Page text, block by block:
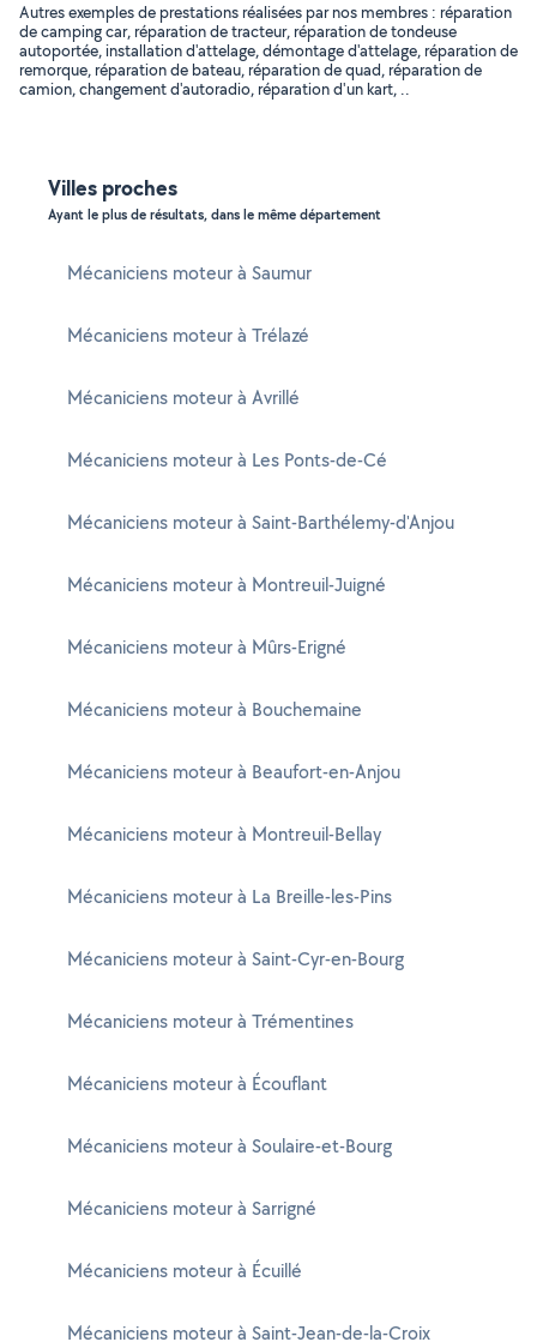
Autres exemples de prestations réalisées par nos membres : réparation
de camping car, réparation de tracteur, réparation de tondeuse
autoportée, installation d'attelage, démontage d'attelage, réparation de
remorque, réparation de bateau, réparation de quad, réparation de
camion, changement d'autoradio, réparation d'un kart, ..
Villes proches
Ayant le plus de résultats, dans le même département
Mécaniciens moteur à Saumur
Mécaniciens moteur à Trélazé
Mécaniciens moteur à Avrillé
Mécaniciens moteur à Les Ponts-de-Cé
Mécaniciens moteur à Saint-Barthélemy-d'Anjou
Mécaniciens moteur à Montreuil-Juigné
Mécaniciens moteur à Mûrs-Erigné
Mécaniciens moteur à Bouchemaine
Mécaniciens moteur à Beaufort-en-Anjou
Mécaniciens moteur à Montreuil-Bellay
Mécaniciens moteur à La Breille-les-Pins
Mécaniciens moteur à Saint-Cyr-en-Bourg
Mécaniciens moteur à Trémentines
Mécaniciens moteur à Écouflant
Mécaniciens moteur à Soulaire-et-Bourg
Mécaniciens moteur à Sarrigné
Mécaniciens moteur à Écuillé
Mécaniciens moteur à Saint-Jean-de-la-Croix